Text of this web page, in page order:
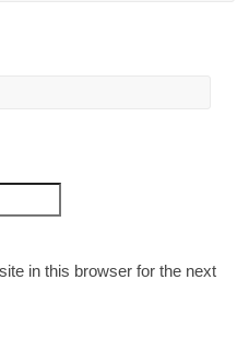
in this browser for the next